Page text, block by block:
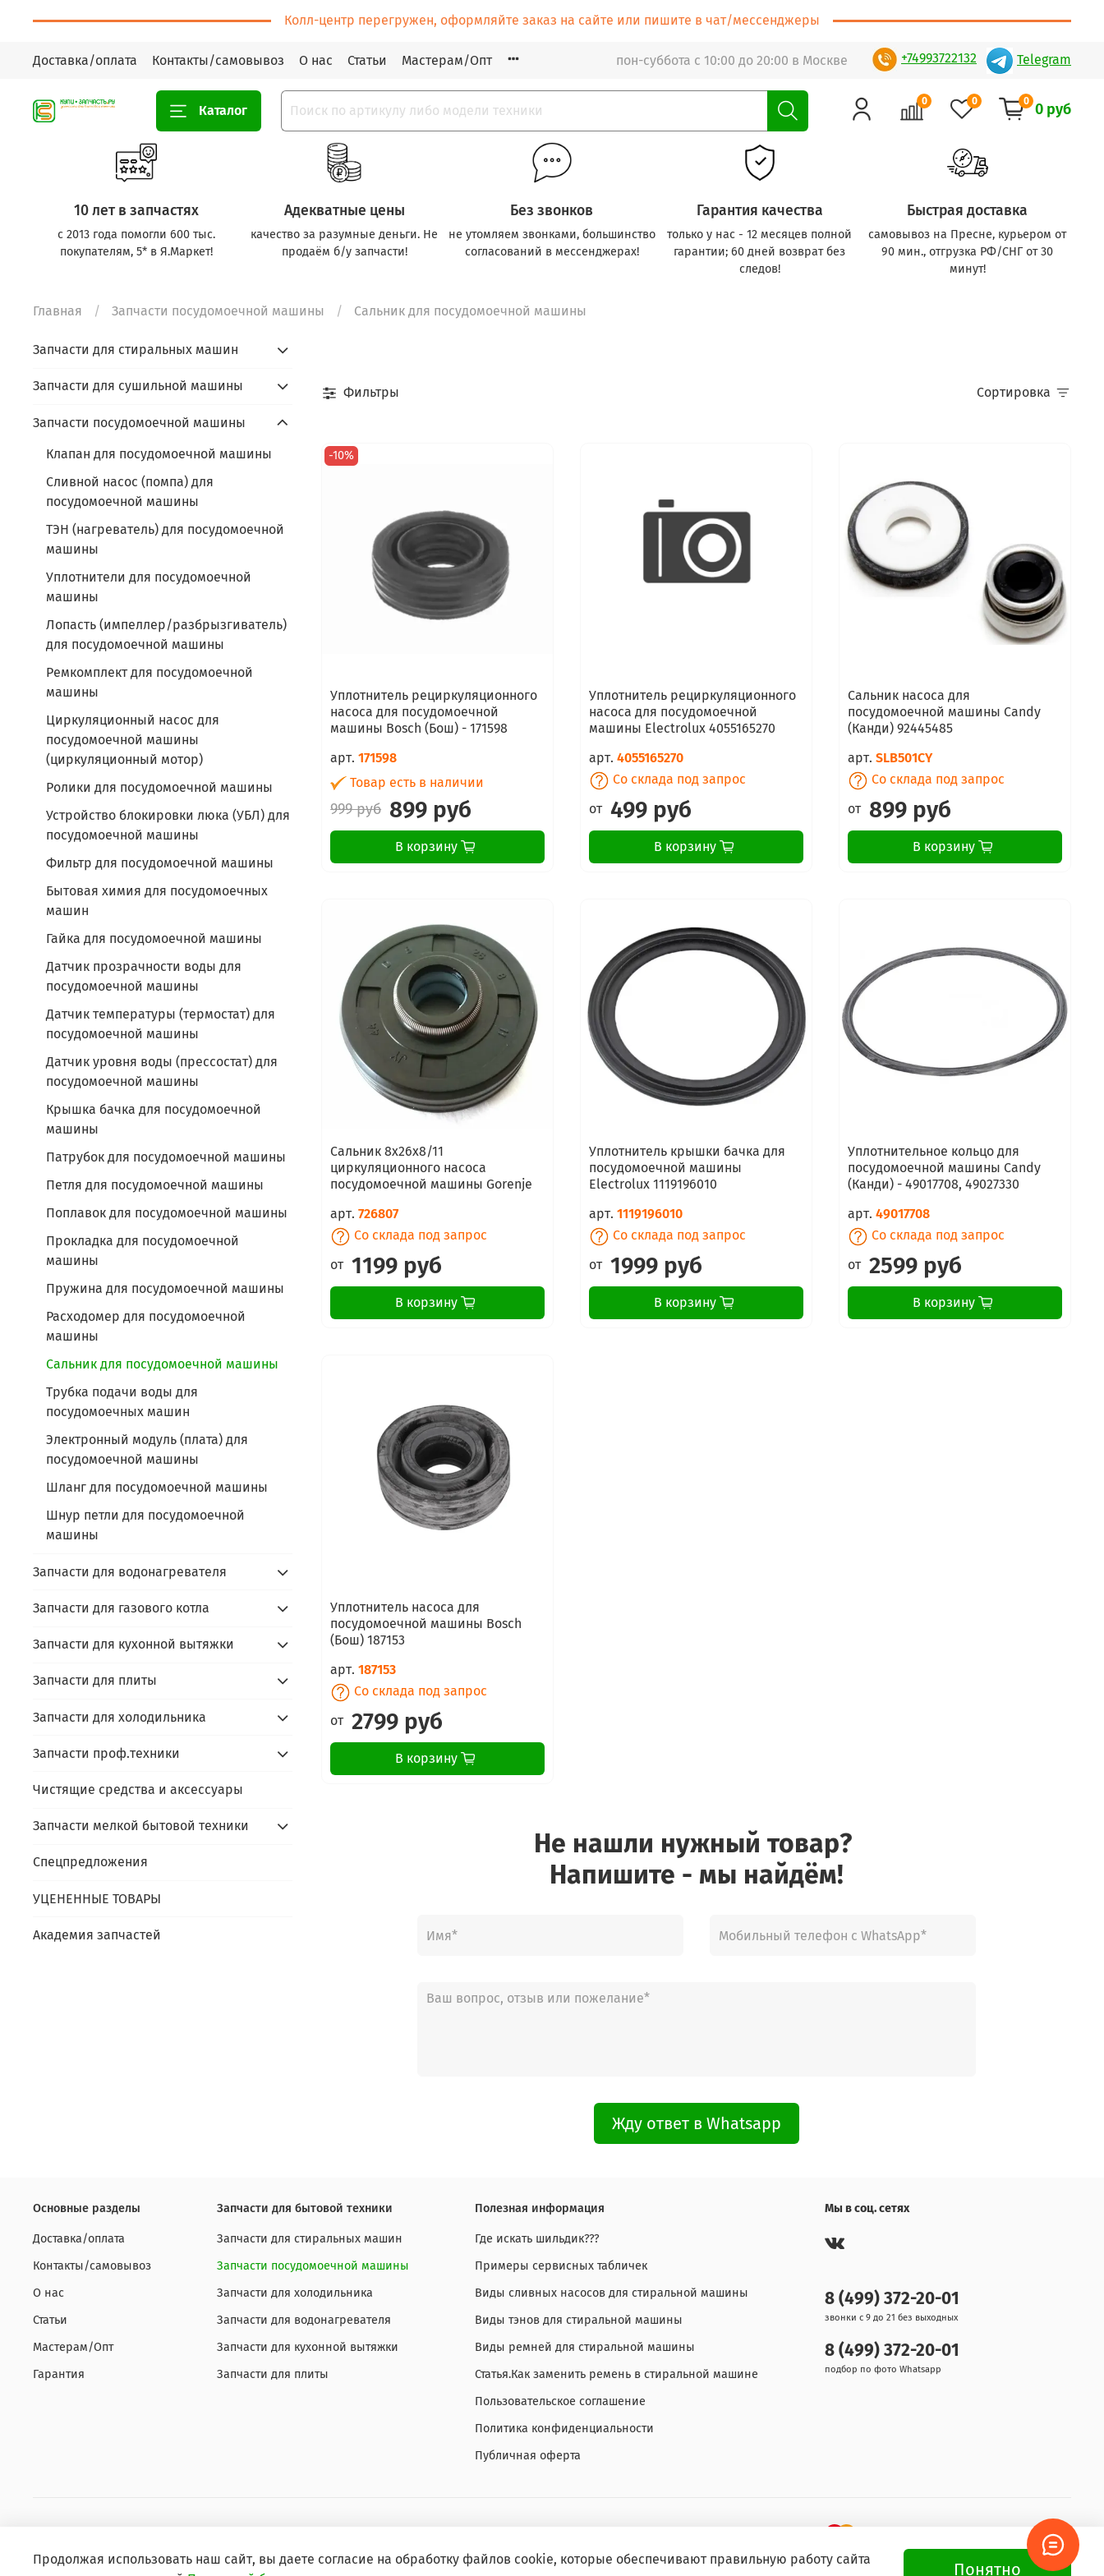
Колл-центр перегружен, оформляйте заказ на сайте или пишите в чат/мессенджеры
Доставка/оплата Контакты/самовывоз О нас Статьи Мастерам/Опт пон-суббота с 10:00 до 20:00 в Москве +74993722132 Telegram
Каталог
0 0 0 0 руб
10 лет в запчастях
с 2013 года помогли 600 тыс.
покупателям, 5* в Я.Маркет!
Адекватные цены
качество за разумные деньги. Не
продаём б/у запчасти!
Без звонков
не утомляем звонками, большинство
согласований в мессенджерах!
Гарантия качества
только у нас - 12 месяцев полной
гарантии; 60 дней возврат без
следов!
Быстрая доставка
самовывоз на Пресне, курьером от
90 мин., отгрузка РФ/СНГ от 30
минут!
Главная Запчасти посудомоечной машины Сальник для посудомоечной машины
Фильтры Сортировка
-10%
Уплотнитель рециркуляционного
насоса для посудомоечной
машины Bosch (Бош) - 171598
арт.171598
Товар есть в наличии
999 руб 899 руб
В корзину
Уплотнитель рециркуляционного
насоса для посудомоечной
машины Electrolux 4055165270
арт.4055165270
Со склада под запрос
от 499 руб
В корзину
Сальник насоса для
посудомоечной машины Candy
(Канди) 92445485
арт.SLB501CY
Со склада под запрос
от 899 руб
В корзину
Сальник 8x26x8/11
циркуляционного насоса
посудомоечной машины Gorenje
арт.726807
Со склада под запрос
от 1199 руб
В корзину
Уплотнитель крышки бачка для
посудомоечной машины
Electrolux 1119196010
арт.1119196010
Со склада под запрос
от 1999 руб
В корзину
Уплотнительное кольцо для
посудомоечной машины Candy
(Канди) - 49017708, 49027330
арт.49017708
Со склада под запрос
от 2599 руб
В корзину
Уплотнитель насоса для
посудомоечной машины Bosch
(Бош) 187153
арт.187153
Со склада под запрос
от 2799 руб
В корзину
Не нашли нужный товар?
Напишите - мы найдём!
Жду ответ в Whatsapp
Запчасти для стиральных машин
Запчасти для сушильной машины
Запчасти посудомоечной машины
Клапан для посудомоечной машины
Сливной насос (помпа) для
посудомоечной машины
ТЭН (нагреватель) для посудомоечной
машины
Уплотнители для посудомоечной
машины
Лопасть (импеллер/разбрызгиватель)
для посудомоечной машины
Ремкомплект для посудомоечной
машины
Циркуляционный насос для
посудомоечной машины
(циркуляционный мотор)
Ролики для посудомоечной машины
Устройство блокировки люка (УБЛ) для
посудомоечной машины
Фильтр для посудомоечной машины
Бытовая химия для посудомоечных
машин
Гайка для посудомоечной машины
Датчик прозрачности воды для
посудомоечной машины
Датчик температуры (термостат) для
посудомоечной машины
Датчик уровня воды (прессостат) для
посудомоечной машины
Крышка бачка для посудомоечной
машины
Патрубок для посудомоечной машины
Петля для посудомоечной машины
Поплавок для посудомоечной машины
Прокладка для посудомоечной
машины
Пружина для посудомоечной машины
Расходомер для посудомоечной
машины
Сальник для посудомоечной машины
Трубка подачи воды для
посудомоечных машин
Электронный модуль (плата) для
посудомоечной машины
Шланг для посудомоечной машины
Шнур петли для посудомоечной
машины
Запчасти для водонагревателя
Запчасти для газового котла
Запчасти для кухонной вытяжки
Запчасти для плиты
Запчасти для холодильника
Запчасти проф.техники
Чистящие средства и аксессуары
Запчасти мелкой бытовой техники
Спецпредложения
УЦЕНЕННЫЕ ТОВАРЫ
Академия запчастей
Основные разделы
Доставка/оплата
Контакты/самовывоз
О нас
Статьи
Мастерам/Опт
Гарантия
Запчасти для бытовой техники
Запчасти для стиральных машин
Запчасти посудомоечной машины
Запчасти для холодильника
Запчасти для водонагревателя
Запчасти для кухонной вытяжки
Запчасти для плиты
Полезная информация
Где искать шильдик???
Примеры сервисных табличек
Виды сливных насосов для стиральной машины
Виды тэнов для стиральной машины
Виды ремней для стиральной машины
Статья.Как заменить ремень в стиральной машине
Пользовательское соглашение
Политика конфиденциальности
Публичная оферта
Мы в соц. сетях
8 (499) 372-20-01
звонки с 9 до 21 без выходных
8 (499) 372-20-01
подбор по фото Whatsapp
Продолжая использовать наш сайт, вы даете согласие на обработку файлов cookie, которые обеспечивают правильную работу сайта
Понятно